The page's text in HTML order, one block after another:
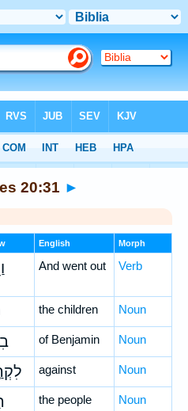
20:31 ►
English Morph
And went out Verb
the children Noun
of Benjamin Noun
against Noun
the people Noun